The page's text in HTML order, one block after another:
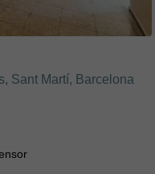
Sant Martí, Barcelona